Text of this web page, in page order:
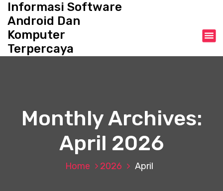
Informasi Software
Android Dan
Komputer
Terpercaya
Monthly Archives:
April 2026
Home 2026 April